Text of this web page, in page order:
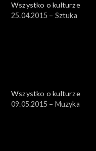
Wszystko o kulturze
25.04.2015 – Sztuka
Wszystko o kulturze
09.05.2015 – Muzyka